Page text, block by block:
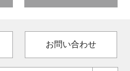
お問い合わせ